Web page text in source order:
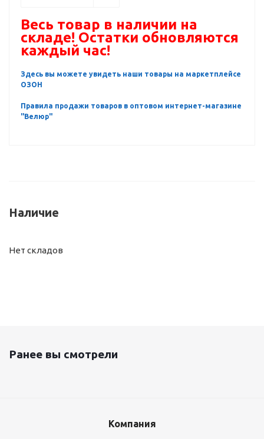
Весь товар в наличии на
складе! Остатки обновляются
каждый час!
Здесь вы можете увидеть наши товары на маркетплейсе
ОЗОН
Правила продажи товаров в оптовом интернет-магазине
"Велюр"
Наличие
Нет складов
Ранее вы смотрели
Компания